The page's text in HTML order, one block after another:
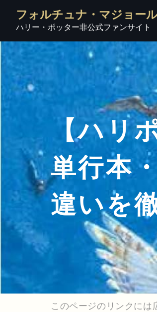
フォルチュナ・マジョー
ハリー・ポッター非公式ファンサイト
【ハリ
単行本
違いを
このページのリンクには